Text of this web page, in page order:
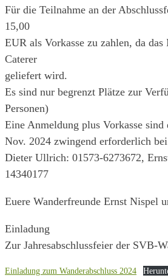
Für die Teilnahme an der
15,00
EUR als Vorkasse zu zahlen, da
Caterer
geliefert wird.
Es sind nur begrenzt Plätze zur
Personen)
Eine Anmeldung plus Vorkasse sind
Nov. 2024 zwingend erforderlich
Dieter Ullrich: 01573-6273672,
14340177
Euere Wanderfreunde Ernst Nispel
Einladung
Zur Jahresabschlussfeier der SVB-
Einladung zum Wanderabschluss 2024